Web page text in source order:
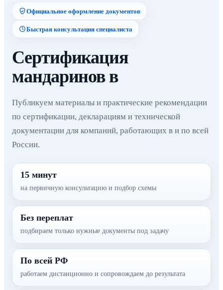
Официальное оформление документов
Быстрая консультация специалиста
Сертификация
мандаринов в
Публикуем материалы и практические рекомендации
по сертификации, декларациям и технической
документации для компаний, работающих в и по всей
России.
15 минут
на первичную консультацию и подбор схемы
Без переплат
подбираем только нужные документы под задачу
По всей РФ
работаем дистанционно и сопровождаем до результата